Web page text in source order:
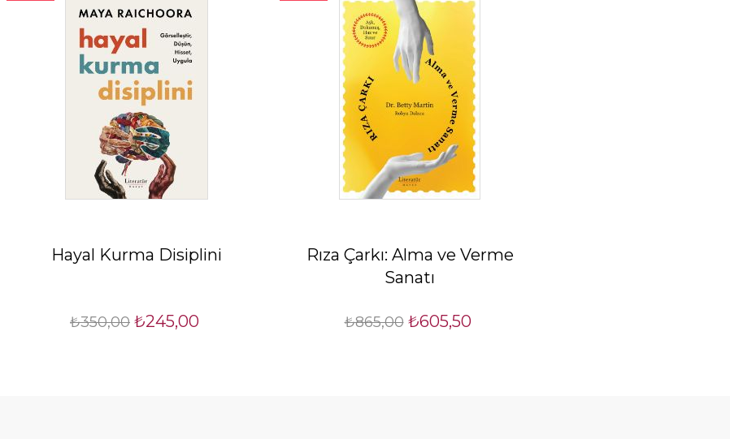
Hayal Kurma Disiplini
₺350,00 ₺245,00
Rıza Çarkı: Alma ve Verme
Sanatı
₺865,00 ₺605,50